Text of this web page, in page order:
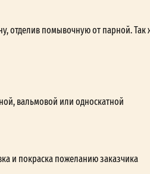
отделив помывочную от парной. Так
вальмовой или односкатной
и покраска пожеланию заказчика